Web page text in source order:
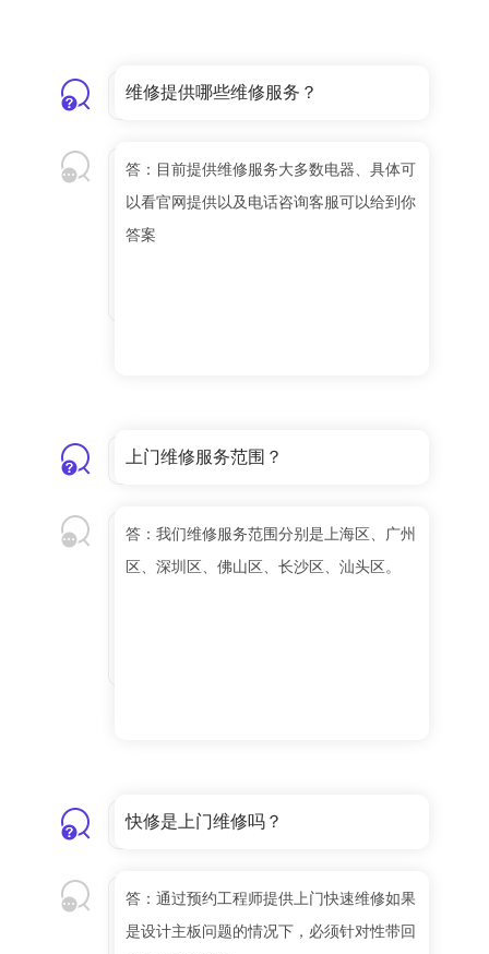
维修提供哪些维修服务？
答：目前提供维修服务大多数电器、具体可
以看官网提供以及电话咨询客服可以给到你
答案
上门维修服务范围？
答：我们维修服务范围分别是上海区、广州
区、深圳区、佛山区、长沙区、汕头区。
快修是上门维修吗？
答：通过预约工程师提供上门快速维修如果
是设计主板问题的情况下，必须针对性带回